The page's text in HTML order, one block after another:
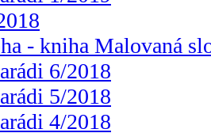
- kniha Malovaná
6/2018
5/2018
4/2018